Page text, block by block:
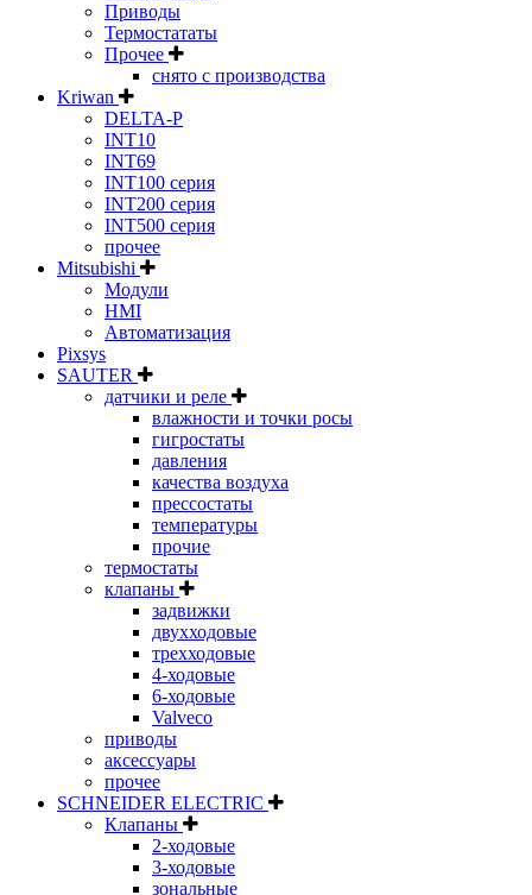
Приводы
Термостататы
Прочее
снято с производства
Kriwan
DELTA-P
INT10
INT69
INT100 серия
INT200 серия
INT500 серия
прочее
Mitsubishi
Модули
HMI
Автоматизация
Pixsys
SAUTER
датчики и реле
влажности и точки росы
гигростаты
давления
качества воздуха
прессостаты
температуры
прочие
термостаты
клапаны
задвижки
двухходовые
трехходовые
4-ходовые
6-ходовые
Valveco
приводы
аксессуары
прочее
SCHNEIDER ELECTRIC
Клапаны
2-ходовые
3-ходовые
зональные